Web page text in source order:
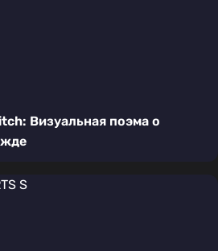
Визуальная поэма о